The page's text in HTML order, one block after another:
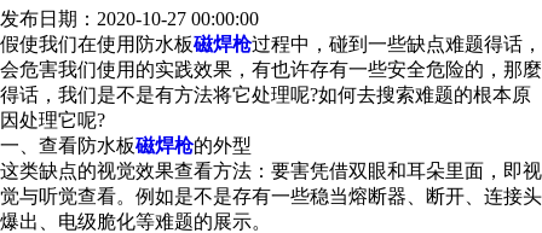
发布日期：2020-10-27 00:00:00
假使我们在使用防水板磁焊枪过程中，碰到一些缺点难题得话，
会危害我们使用的实践效果，有也许存有一些安全危险的，那麼
得话，我们是不是有方法将它处理呢?如何去搜索难题的根本原
因处理它呢?
一、查看防水板磁焊枪的外型
这类缺点的视觉效果查看方法：要害凭借双眼和耳朵里面，即视
觉与听觉查看。例如是不是存有一些稳当熔断器、断开、连接头
爆出、电级脆化等难题的展示。